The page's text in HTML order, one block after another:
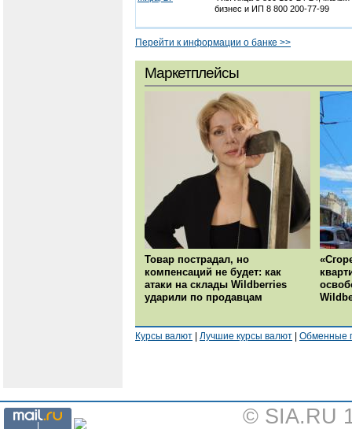
бизнес и ИП 8 800 200-77-99
Перейти к информации о банке >>
Маркетплейсы
Товар пострадал, но
компенсаций не будет: как
атаки на склады Wildberries
ударили по продавцам
Курсы валют Лучшие курсы валют Обменные
© SIA.RU